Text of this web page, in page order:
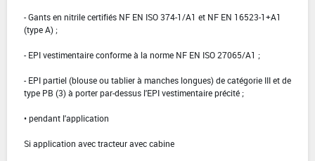
- Gants en nitrile certifiés NF EN ISO 374-1/A1 et NF EN 16523-1+A1
(type A) ;
- EPI vestimentaire conforme à la norme NF EN ISO 27065/A1 ;
- EPI partiel (blouse ou tablier à manches longues) de catégorie III et de
type PB (3) à porter par-dessus l'EPI vestimentaire précité ;
• pendant l'application
Si application avec tracteur avec cabine